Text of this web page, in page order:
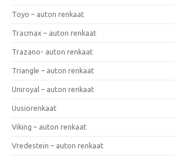
Toyo – auton renkaat
Tracmax – auton renkaat
Trazano- auton renkaat
Triangle – auton renkaat
Uniroyal – auton renkaat
Uusiorenkaat
Viking – auton renkaat
Vredestein – auton renkaat